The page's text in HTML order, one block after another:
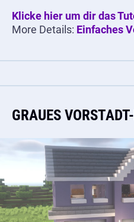
Klicke hier um dir das
More Details: Einfaches
GRAUES